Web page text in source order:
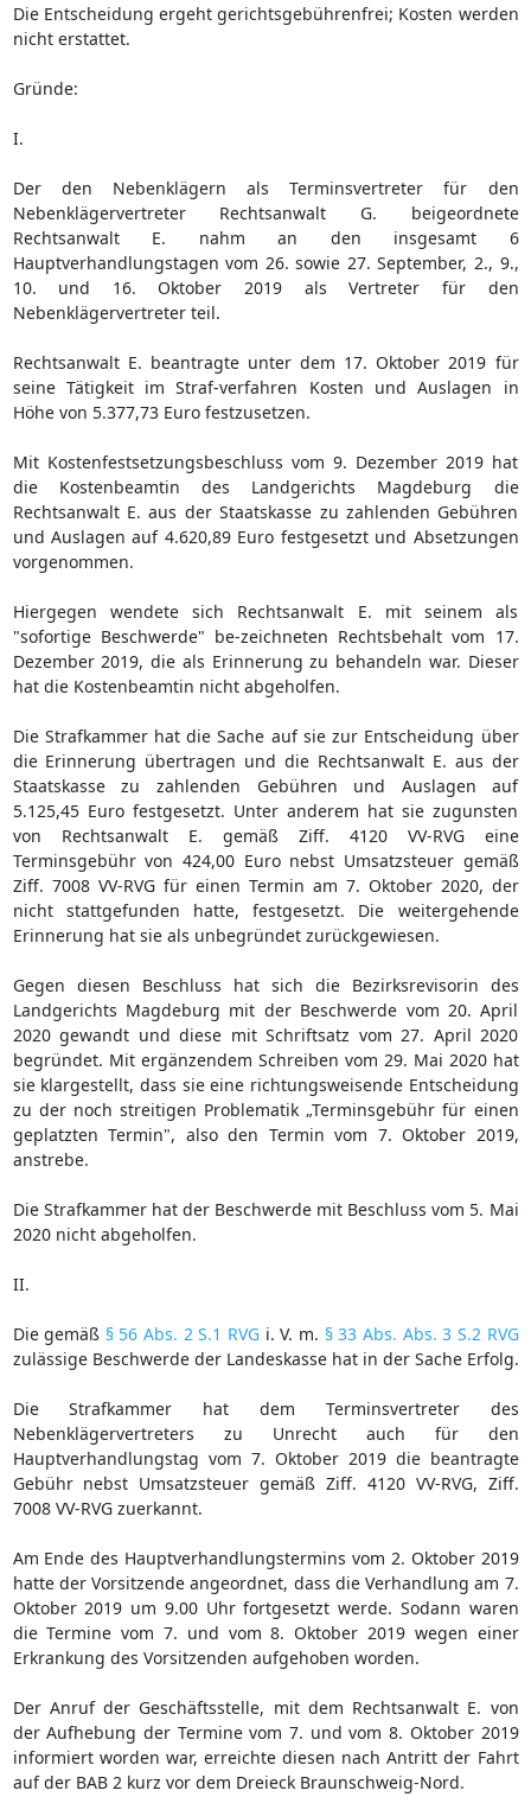
Die Entscheidung ergeht gerichtsgebührenfrei; Kosten werden
nicht erstattet.
Gründe:
I.
Der den Nebenklägern als Terminsvertreter für den
Nebenklägervertreter Rechtsanwalt G. beigeordnete
Rechtsanwalt E. nahm an den insgesamt 6
Hauptverhandlungstagen vom 26. sowie 27. September, 2., 9.,
10. und 16. Oktober 2019 als Vertreter für den
Nebenklägervertreter teil.
Rechtsanwalt E. beantragte unter dem 17. Oktober 2019 für
seine Tätigkeit im Straf-verfahren Kosten und Auslagen in
Höhe von 5.377,73 Euro festzusetzen.
Mit Kostenfestsetzungsbeschluss vom 9. Dezember 2019 hat
die Kostenbeamtin des Landgerichts Magdeburg die
Rechtsanwalt E. aus der Staatskasse zu zahlenden Gebühren
und Auslagen auf 4.620,89 Euro festgesetzt und Absetzungen
vorgenommen.
Hiergegen wendete sich Rechtsanwalt E. mit seinem als
"sofortige Beschwerde" be-zeichneten Rechtsbehalt vom 17.
Dezember 2019, die als Erinnerung zu behandeln war. Dieser
hat die Kostenbeamtin nicht abgeholfen.
Die Strafkammer hat die Sache auf sie zur Entscheidung über
die Erinnerung übertragen und die Rechtsanwalt E. aus der
Staatskasse zu zahlenden Gebühren und Auslagen auf
5.125,45 Euro festgesetzt. Unter anderem hat sie zugunsten
von Rechtsanwalt E. gemäß Ziff. 4120 VV-RVG eine
Terminsgebühr von 424,00 Euro nebst Umsatzsteuer gemäß
Ziff. 7008 VV-RVG für einen Termin am 7. Oktober 2020, der
nicht stattgefunden hatte, festgesetzt. Die weitergehende
Erinnerung hat sie als unbegründet zurückgewiesen.
Gegen diesen Beschluss hat sich die Bezirksrevisorin des
Landgerichts Magdeburg mit der Beschwerde vom 20. April
2020 gewandt und diese mit Schriftsatz vom 27. April 2020
begründet. Mit ergänzendem Schreiben vom 29. Mai 2020 hat
sie klargestellt, dass sie eine richtungsweisende Entscheidung
zu der noch streitigen Problematik „Terminsgebühr für einen
geplatzten Termin", also den Termin vom 7. Oktober 2019,
anstrebe.
Die Strafkammer hat der Beschwerde mit Beschluss vom 5. Mai
2020 nicht abgeholfen.
II.
Die gemäß § 56 Abs. 2 S.1 RVG i. V. m. § 33 Abs. Abs. 3 S.2 RVG
zulässige Beschwerde der Landeskasse hat in der Sache Erfolg.
Die Strafkammer hat dem Terminsvertreter des
Nebenklägervertreters zu Unrecht auch für den
Hauptverhandlungstag vom 7. Oktober 2019 die beantragte
Gebühr nebst Umsatzsteuer gemäß Ziff. 4120 VV-RVG, Ziff.
7008 VV-RVG zuerkannt.
Am Ende des Hauptverhandlungstermins vom 2. Oktober 2019
hatte der Vorsitzende angeordnet, dass die Verhandlung am 7.
Oktober 2019 um 9.00 Uhr fortgesetzt werde. Sodann waren
die Termine vom 7. und vom 8. Oktober 2019 wegen einer
Erkrankung des Vorsitzenden aufgehoben worden.
Der Anruf der Geschäftsstelle, mit dem Rechtsanwalt E. von
der Aufhebung der Termine vom 7. und vom 8. Oktober 2019
informiert worden war, erreichte diesen nach Antritt der Fahrt
auf der BAB 2 kurz vor dem Dreieck Braunschweig-Nord.